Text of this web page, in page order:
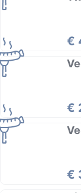
€
€
€